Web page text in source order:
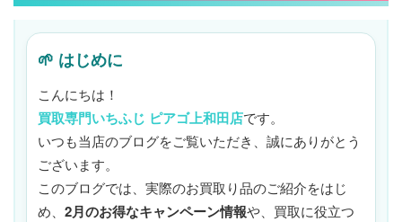
🌱 はじめに
こんにちは！
買取専門いちふじ ピアゴ上和田店です。
いつも当店のブログをご覧いただき、誠にありがとう
ございます。
このブログでは、実際のお買取り品のご紹介をはじ
め、 2月のお得なキャンペーン情報や、買取に役立つ